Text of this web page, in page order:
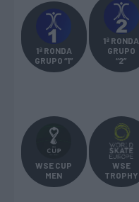
1ª RONDA
GRUPO “1”
1ª RONDA
GRUPO
“2”
WSE CUP
MEN
WSE
TROPHY